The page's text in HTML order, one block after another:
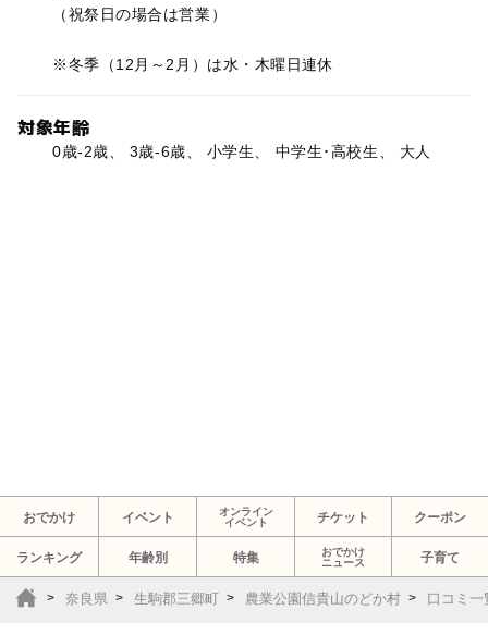
（祝祭日の場合は営業）
※冬季（12月～2月）は水・木曜日連休
対象年齢
0歳-2歳、 3歳-6歳、 小学生、 中学生･高校生、 大人
おでかけ イベント
オンライン
イベント
チケット クーポン
ランキング 年齢別 特集
おでかけ
ニュース
子育て
奈良県 生駒郡三郷町 農業公園信貴山のどか村 口コミ一